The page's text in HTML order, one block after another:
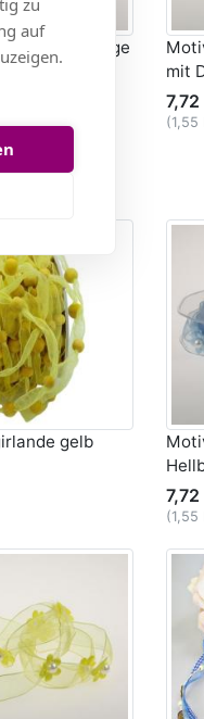
Orange
mit
7,72
(1,55
gelb
7,72
(1,55
auf